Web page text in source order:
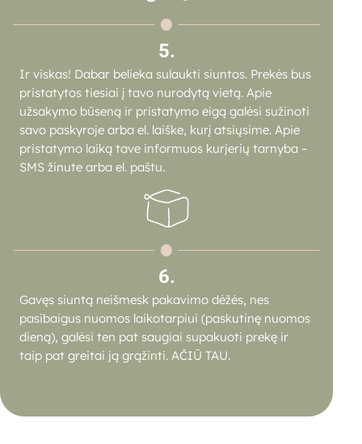
5.
Ir viskas! Dabar belieka sulaukti siuntos. Prekės bus
pristatytos tiesiai į tavo nurodytą vietą. Apie
užsakymo būseną ir pristatymo eigą galėsi sužinoti
savo paskyroje arba el. laiške, kurį atsiųsime. Apie
pristatymo laiką tave informuos kurjerių tarnyba –
SMS žinute arba el. paštu.
6.
Gavęs siuntą neišmesk pakavimo dėžės, nes
pasibaigus nuomos laikotarpiui (paskutinę nuomos
dieną), galėsi ten pat saugiai supakuoti prekę ir
taip pat greitai ją grąžinti. AČIŪ TAU.